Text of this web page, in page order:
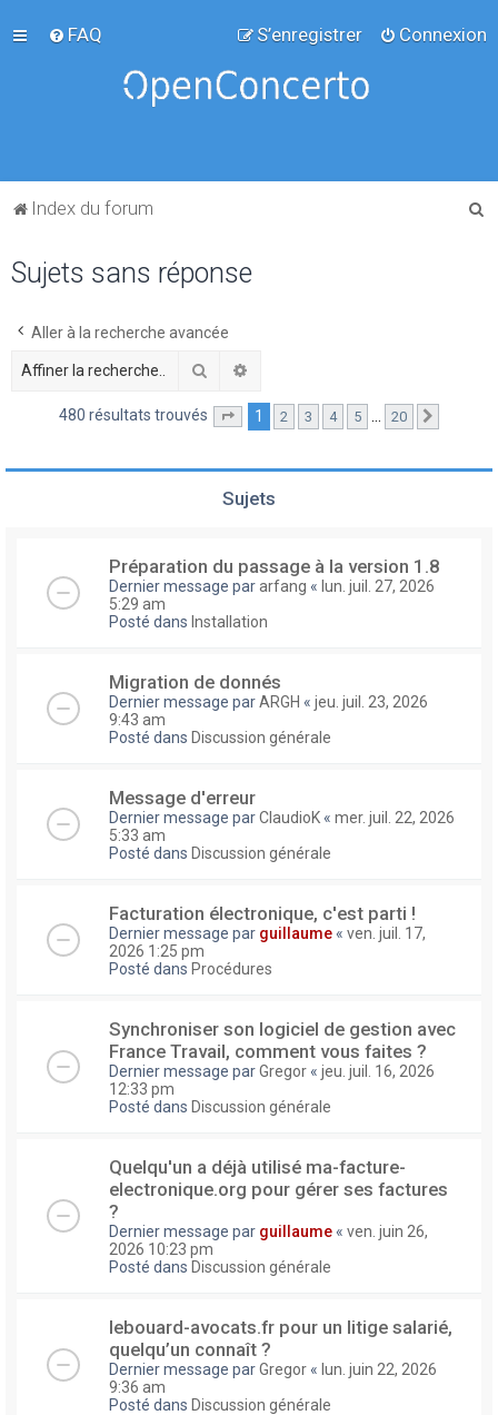
FAQ Connexion
S’enregistrer
Index du forum
Sujets sans réponse
Aller à la recherche avancée
Rechercher
480 résultats trouvés Page sur20
1 2 3 4 5 … 20
Sujets
Préparation du passage à la version 1.8
Dernier message pararfang « lun. juil. 27, 2026
5:29 am
Posté dans Installation
Migration de donnés
Dernier message parARGH « jeu. juil. 23, 2026
9:43 am
Posté dans Discussion générale
Message d'erreur
Dernier message parClaudioK « mer. juil. 22, 2026
5:33 am
Posté dans Discussion générale
Facturation électronique, c'est parti !
Dernier message par guillaume « ven. juil. 17,
2026 1:25 pm
Posté dans Procédures
Synchroniser son logiciel de gestion avec
France Travail, comment vous faites ?
Dernier message parGregor « jeu. juil. 16, 2026
12:33 pm
Posté dans Discussion générale
Quelqu'un a déjà utilisé ma-facture-
electronique.org pour gérer ses factures
?
Dernier message par guillaume « ven. juin 26,
2026 10:23 pm
Posté dans Discussion générale
lebouard-avocats.fr pour un litige salarié,
quelqu’un connaît ?
Dernier message parGregor « lun. juin 22, 2026
9:36 am
Posté dans Discussion générale